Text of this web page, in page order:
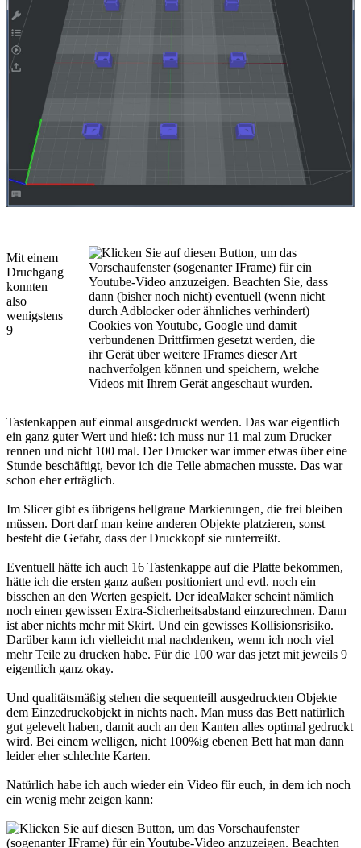
Mit einem
Druchgang
konnten
also
wenigstens
9
Tastenkappen auf einmal ausgedruckt werden. Das war eigentlich
ein ganz guter Wert und hieß: ich muss nur 11 mal zum Drucker
rennen und nicht 100 mal. Der Drucker war immer etwas über eine
Stunde beschäftigt, bevor ich die Teile abmachen musste. Das war
schon eher erträglich.
Im Slicer gibt es übrigens hellgraue Markierungen, die frei bleiben
müssen. Dort darf man keine anderen Objekte platzieren, sonst
besteht die Gefahr, dass der Druckkopf sie runterreißt.
Eventuell hätte ich auch 16 Tastenkappe auf die Platte bekommen,
hätte ich die ersten ganz außen positioniert und evtl. noch ein
bisschen an den Werten gespielt. Der ideaMaker scheint nämlich
noch einen gewissen Extra-Sicherheitsabstand einzurechnen. Dann
ist aber nichts mehr mit Skirt. Und ein gewisses Kollisionsrisiko.
Darüber kann ich vielleicht mal nachdenken, wenn ich noch viel
mehr Teile zu drucken habe. Für die 100 war das jetzt mit jeweils 9
eigentlich ganz okay.
Und qualitätsmäßig stehen die sequenteill ausgedruckten Objekte
dem Einzedruckobjekt in nichts nach. Man muss das Bett natürlich
gut gelevelt haben, damit auch an den Kanten alles optimal gedruckt
wird. Bei einem welligen, nicht 100%ig ebenen Bett hat man dann
leider eher schlechte Karten.
Natürlich habe ich auch wieder ein Video für euch, in dem ich noch
ein wenig mehr zeigen kann: